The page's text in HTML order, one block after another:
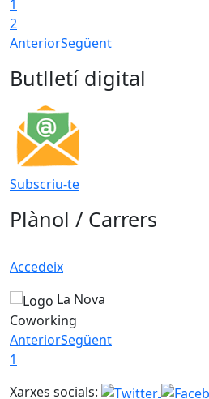
1
2
AnteriorSegüent
Butlletí digital
Subscriu-te
Plànol / Carrers
Accedeix
La Nova
Coworking
AnteriorSegüent
1
Xarxes socials: